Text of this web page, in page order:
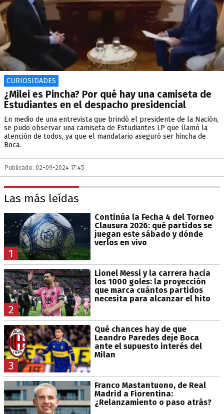
CURIOSIDADES
¿Milei es Pincha? Por qué hay una camiseta de
Estudiantes en el despacho presidencial
En medio de una entrevista que brindó el presidente de la Nación,
se pudo observar una camiseta de Estudiantes LP que llamó la
atención de todos, ya que el mandatario aseguró ser hincha de
Boca.
Publicado: 02-09-2024 17:45
Las más leídas
1
Continúa la Fecha 4 del Torneo
Clausura 2026: qué partidos se
juegan este sábado y dónde
verlos en vivo
2
Lionel Messi y la carrera hacia
los 1000 goles: la proyección
que marca cuántos partidos
necesita para alcanzar el hito
3
Qué chances hay de que
Leandro Paredes deje Boca
ante el supuesto interés del
Milan
Franco Mastantuono, de Real
Madrid a Fiorentina:
¿Relanzamiento o paso atrás?